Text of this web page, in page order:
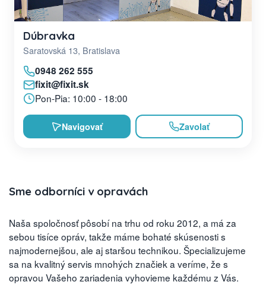
Dúbravka
Saratovská 13, Bratislava
0948 262 555
fixit@fixit.sk
Pon-Pia: 10:00 - 18:00
Navigovať Zavolať
Sme odborníci v opravách
Naša spoločnosť pôsobí na trhu od roku 2012, a má za
sebou tisíce opráv, takže máme bohaté skúsenosti s
najmodernejšou, ale aj staršou technikou. Špecializujeme
sa na kvalitný servis mnohých značiek a veríme, že s
opravou Vašeho zariadenia vyhovieme každému z Vás.